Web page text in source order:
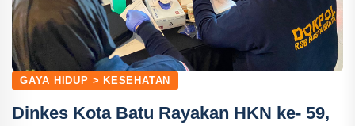
GAYA HIDUP > KESEHATAN
Dinkes Kota Batu Rayakan HKN ke- 59,